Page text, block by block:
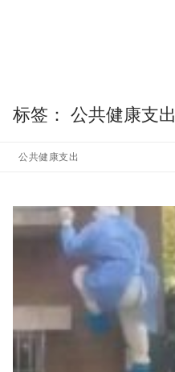
标签： 公共健康支出
公共健康支出